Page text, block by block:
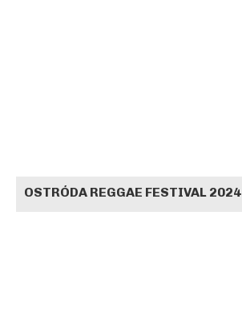
OSTRÓDA REGGAE FESTIVAL 2024